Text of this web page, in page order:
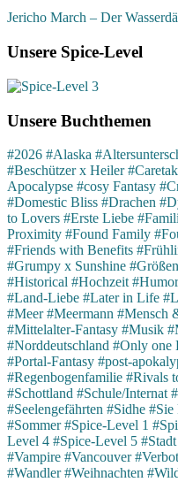
Jericho March – Der
Unsere Spice-Level
Unsere Buchthemen
#2026 #Alaska
#Beschützer x Heiler
Apocalypse #cosy Fantasy
#Domestic Bliss #Drachen
to Lovers #Erste Liebe
Proximity #Found Family
#Friends with Benefits
#Grumpy x Sunshine
#Historical #Hochzeit #Humor
#Land-Liebe #Later in Life
#Meer #Meermann #Mensch
#Mittelalter-Fantasy #Musik
#Norddeutschland #Only one
#Portal-Fantasy #post-
#Regenbogenfamilie #Rivals
#Schottland #Schule/Internat
#Seelengefährten #Sidhe #Sie
#Sommer #Spice-Level 1
Level 4 #Spice-Level 5 #Stadt
#Vampire #Vancouver
#Wandler #Weihnachten